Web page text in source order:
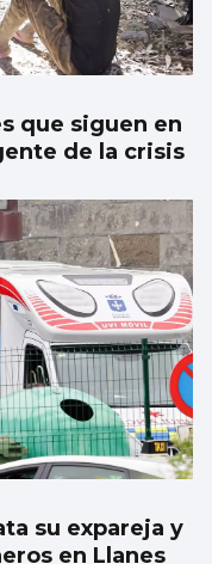
que siguen en
de la crisis
su expareja y
en Llanes